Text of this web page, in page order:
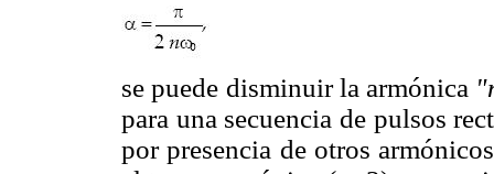
se puede disminuir la armónica
para una secuencia de pulsos
por presencia de otros